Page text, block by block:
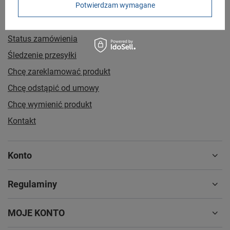
Zamówienia
Status zamówienia
Śledzenie przesyłki
Chcę zareklamować produkt
Chcę odstąpić od umowy
Chcę wymienić produkt
Kontakt
Konto
Regulaminy
MOJE KONTO
Potwierdzam wymagane